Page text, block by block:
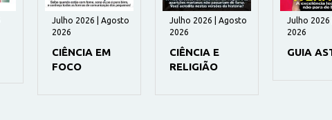
Julho 2026 | Agosto
2026
CIÊNCIA EM
FOCO
Julho 2026 | Agosto
2026
CIÊNCIA E
RELIGIÃO
Julho 2026
2026
GUIA